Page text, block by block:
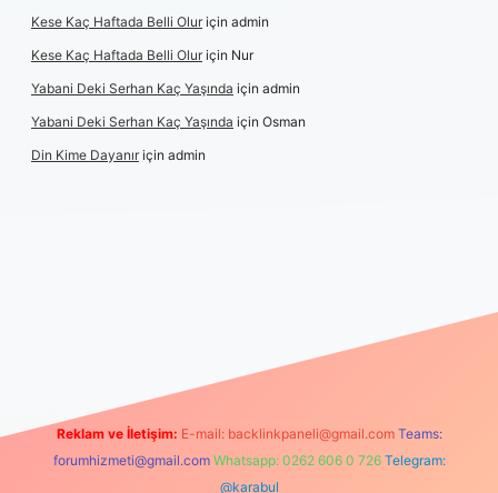
Kese Kaç Haftada Belli Oluriçin admin
Kese Kaç Haftada Belli Oluriçin Nur
Yabani Deki Serhan Kaç Yaşında için admin
Yabani Deki Serhan Kaç Yaşında için Osman
Din Kime Dayanıriçin admin
Reklam ve İletişim: E-mail: backlinkpaneli@gmail.com Teams:
forumhizmeti@gmail.com Whatsapp: 0262 606 0 726 Telegram:
@karabul